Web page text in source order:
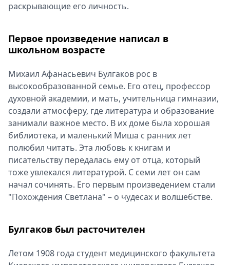
раскрывающие его личность.
Первое произведение написал в
школьном возрасте
Михаил Афанасьевич Булгаков рос в
высокообразованной семье. Его отец, профессор
духовной академии, и мать, учительница гимназии,
создали атмосферу, где литература и образование
занимали важное место. В их доме была хорошая
библиотека, и маленький Миша с ранних лет
полюбил читать. Эта любовь к книгам и
писательству передалась ему от отца, который
тоже увлекался литературой. С семи лет он сам
начал сочинять. Его первым произведением стали
"Похождения Светлана" – о чудесах и волшебстве.
Булгаков был расточителен
Летом 1908 года студент медицинского факультета